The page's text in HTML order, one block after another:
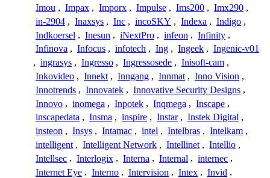
Imou , Impax , Imporx , Impulse , Ims200 , Imx290 ,
in-2904 , Inaxsys , Inc , incoSKY , Indexa , Indigo ,
Indkoersel , Inesun , iNextPro , infeon , Infinity ,
Infinova , Infocus , infotech , Ing , Ingeek , Ingenic-v01
, ingrasys , Ingresso , Ingressosede , Inisoft-cam ,
Inkovideo , Innekt , Inngang , Innmat , Inno Vision ,
Innotrends , Innovatek , Innovative Security Designs ,
Innovo , inomega , Inpotek , Inqmega , Inscape ,
inscapedata , Insma , inspire , Instar , Instek Digital ,
insteon , Insys , Intamac , intel , Intelbras , Intelkam ,
intelligent , Intelligent Network , Intellinet , Intellio ,
Intellsec , Interlogix , Interna , Internal , internec ,
Internet Eye , Interno , Intervision , Intex , Invid ,